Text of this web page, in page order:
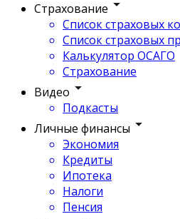
Страхование
Список страховых
Список страховых
Калькулятор ОСАГО
Страхование
Видео
Подкасты
Личные финансы
Экономия
Кредиты
Ипотека
Налоги
Пенсия